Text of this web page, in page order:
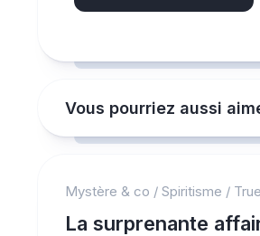
Vous pourriez aussi
Mystère & co / Spiritisme /
La surprenante